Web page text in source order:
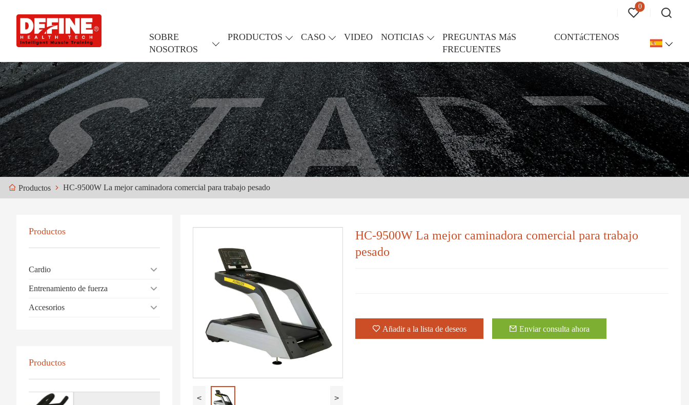
0
SOBRE
NOSOTROS
PRODUCTOS CASO VIDEO NOTICIAS
PREGUNTAS MáS
FRECUENTES
CONTáCTENOS
Productos HC-9500W La mejor caminadora comercial para trabajo pesado
Productos
Cardio
Entrenamiento de fuerza
Accesorios
Productos
< >
HC-9500W La mejor caminadora comercial para trabajo
pesado
Añadir a la lista de deseos Enviar consulta ahora